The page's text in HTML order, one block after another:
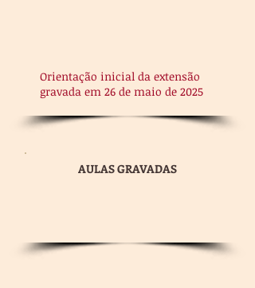
Orientação inicial da extensão
gravada em 26 de maio de 2025
AULAS GRAVADAS